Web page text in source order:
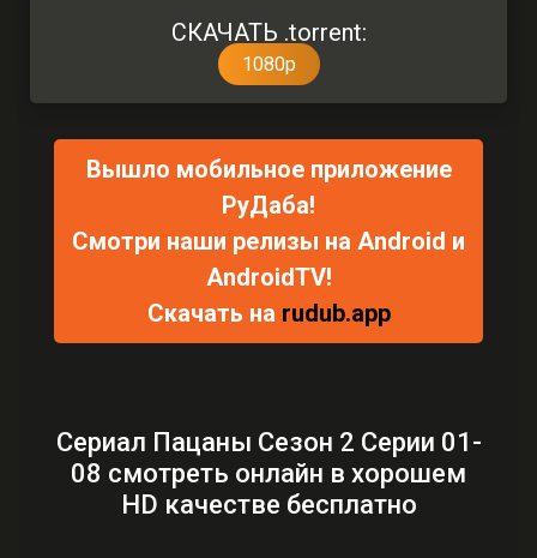
СКАЧАТЬ .torrent:
1080p
Вышло мобильное приложение
РуДаба!
Смотри наши релизы на Android и
AndroidTV!
Скачать на rudub.app
Сериал Пацаны Сезон 2 Серии 01-
08 смотреть онлайн в хорошем
HD качестве бесплатно